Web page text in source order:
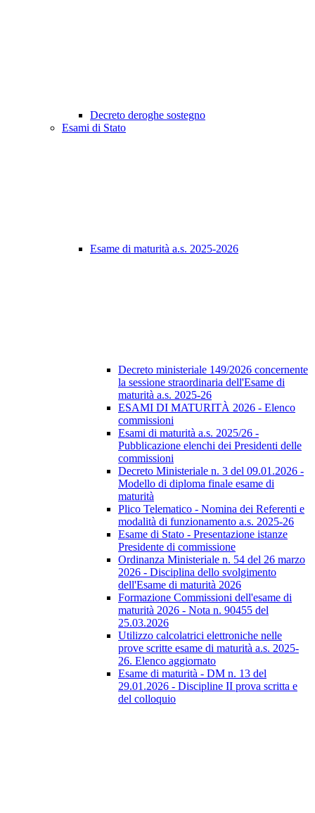
Decreto deroghe sostegno
Esami di Stato
Esame di maturità a.s. 2025-2026
Decreto ministeriale 149/2026 concernente
la sessione straordinaria dell'Esame di
maturità a.s. 2025-26
ESAMI DI MATURITÀ 2026 - Elenco
commissioni
Esami di maturità a.s. 2025/26 -
Pubblicazione elenchi dei Presidenti delle
commissioni
Decreto Ministeriale n. 3 del 09.01.2026 -
Modello di diploma finale esame di
maturità
Plico Telematico - Nomina dei Referenti e
modalità di funzionamento a.s. 2025-26
Esame di Stato - Presentazione istanze
Presidente di commissione
Ordinanza Ministeriale n. 54 del 26 marzo
2026 - Disciplina dello svolgimento
dell'Esame di maturità 2026
Formazione Commissioni dell'esame di
maturità 2026 - Nota n. 90455 del
25.03.2026
Utilizzo calcolatrici elettroniche nelle
prove scritte esame di maturità a.s. 2025-
26. Elenco aggiornato
Esame di maturità - DM n. 13 del
29.01.2026 - Discipline II prova scritta e
del colloquio